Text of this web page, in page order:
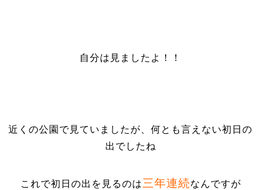
自分は見ましたよ！！
近くの公園で見ていましたが、何とも言えない初日の
出でしたね
これで初日の出を見るのは三年連続なんですが